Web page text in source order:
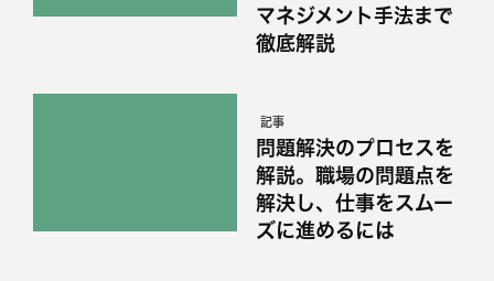
マネジメント手法まで
徹底解説
記事
問題解決のプロセスを
解説。職場の問題点を
解決し、仕事をスムー
ズに進めるには